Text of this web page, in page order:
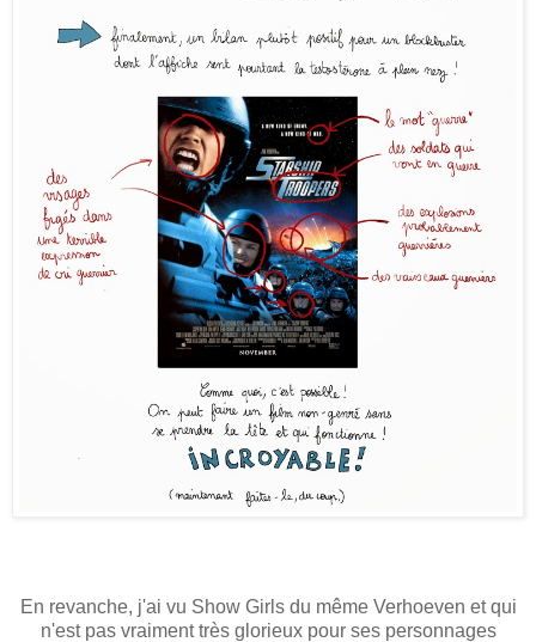
En revanche, j'ai vu Show Girls du même Verhoeven et qui
n'est pas vraiment très glorieux pour ses personnages